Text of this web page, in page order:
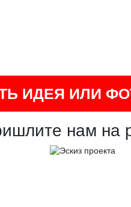
ИДЕЯ ИЛИ
нам на